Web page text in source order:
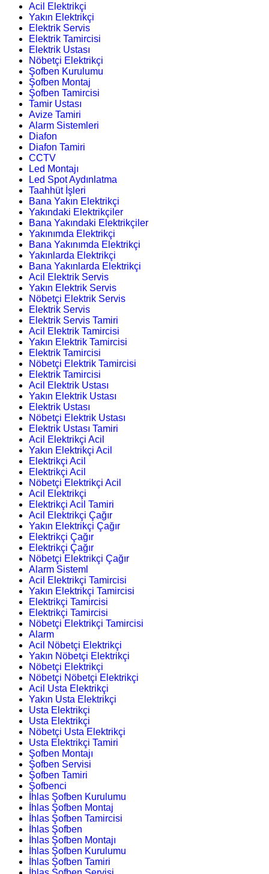
Acil Elektrikçi
Yakın Elektrikçi
Elektrik Servis
Elektrik Tamircisi
Elektrik Ustası
Nöbetçi Elektrikçi
Şofben Kurulumu
Şofben Montaj
Şofben Tamircisi
Tamir Ustası
Avize Tamiri
Alarm Sistemleri
Diafon
Diafon Tamiri
CCTV
Led Montajı
Led Spot Aydınlatma
Taahhüt İşleri
Bana Yakın Elektrikçi
Yakındaki Elektrikçiler
Bana Yakındaki Elektrikçiler
Yakınımda Elektrikçi
Bana Yakınımda Elektrikçi
Yakınlarda Elektrikçi
Bana Yakınlarda Elektrikçi
Acil Elektrik Servis
Yakın Elektrik Servis
Nöbetçi Elektrik Servis
Elektrik Servis
Elektrik Servis Tamiri
Acil Elektrik Tamircisi
Yakın Elektrik Tamircisi
Elektrik Tamircisi
Nöbetçi Elektrik Tamircisi
Elektrik Tamircisi
Acil Elektrik Ustası
Yakın Elektrik Ustası
Elektrik Ustası
Nöbetçi Elektrik Ustası
Elektrik Ustası Tamiri
Acil Elektrikçi Acil
Yakın Elektrikçi Acil
Elektrikçi Acil
Elektrikçi Acil
Nöbetçi Elektrikçi Acil
Acil Elektrikçi
Elektrikçi Acil Tamiri
Acil Elektrikçi Çağır
Yakın Elektrikçi Çağır
Elektrikçi Çağır
Elektrikçi Çağır
Nöbetçi Elektrikçi Çağır
Alarm Sisteml
Acil Elektrikçi Tamircisi
Yakın Elektrikçi Tamircisi
Elektrikçi Tamircisi
Elektrikçi Tamircisi
Nöbetçi Elektrikçi Tamircisi
Alarm
Acil Nöbetçi Elektrikçi
Yakın Nöbetçi Elektrikçi
Nöbetçi Elektrikçi
Nöbetçi Nöbetçi Elektrikçi
Acil Usta Elektrikçi
Yakın Usta Elektrikçi
Usta Elektrikçi
Usta Elektrikçi
Nöbetçi Usta Elektrikçi
Usta Elektrikçi Tamiri
Şofben Montajı
Şofben Servisi
Şofben Tamiri
Şofbenci
İhlas Şofben Kurulumu
İhlas Şofben Montaj
İhlas Şofben Tamircisi
İhlas Şofben
İhlas Şofben Montajı
İhlas Şofben Kurulumu
İhlas Şofben Tamiri